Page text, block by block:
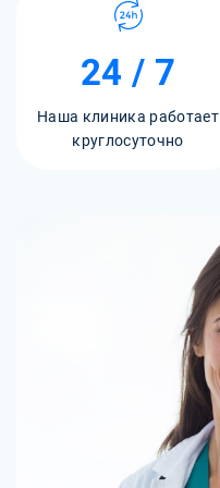
24 / 7
Наша клиника работает
круглосуточно